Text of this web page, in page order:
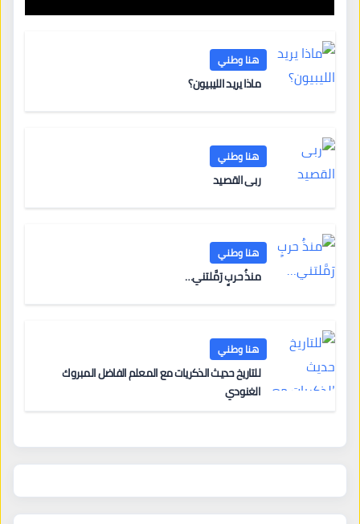
هنا وطني
ماذا يريد الليبيون؟
هنا وطني
ربى القصيد
هنا وطني
منذُ حربٍ رَمَّلتني…
هنا وطني
للتاريخ حديث الذكريات مع المعلم الفاضل المبروك
الغنودي